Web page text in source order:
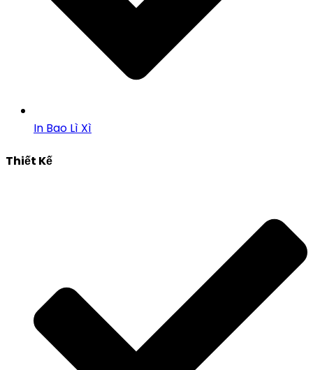
In Bao Lì Xì
Thiết Kế